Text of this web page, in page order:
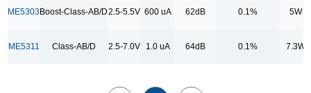
3W
ME5303Boost-Class-AB/D2.5-5.5V 600 uA 62dB 0.1% 5W
ME5311 Class-AB/D 2.5-7.0V 1.0 uA 64dB 0.1% 7.3W